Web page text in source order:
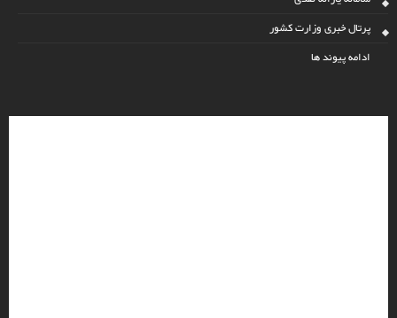
پرتال خبری وزارت کشور
ادامه پیوند ها